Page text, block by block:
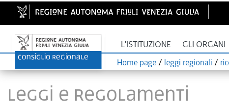
L'ISTITUZIONE GLI ORGANI
Home page / leggi regionali /
LEGGI E REGOLAMENTI